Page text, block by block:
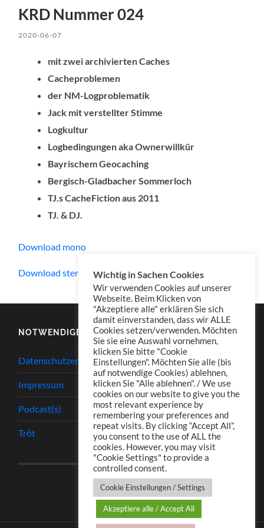
KRD Nummer 024
2020-06-07
mit zwei archivierten Caches
Cacheproblemen
der NM-Logproblematik
Jack mit verstellter Stimme
Logkultur
Logbedingungen aka Ownerwillkür
Bayrischem Geocaching
Bergisch-Gladbacher Sommerloch
TJ.s CacheFiction aus 2011
TJ. & DJ.
Download mono
Download stereo
NOTWENDIGES
Datenschutzerklärung
Impressum
Podcast(s)
Tröt
Wichtig in Sachen Cookies
Wir verwenden Cookies auf unserer
Webseite. Beim Klicken von
"Akzeptiere alle" erklären Sie sich
damit einverstanden, dass wir ALLE
Cookies setzen/verwenden. Möchten
Sie sie eine Auswahl vornehmen,
klicken Sie bitte "Cookie
Einstellungen". Möchten Sie alle (bis
auf notwendige Cookies) ablehnen,
klicken Sie "Alle ablehnen". / We use
cookies on our website to give you the
most relevant experience by
remembering your preferences and
repeat visits. By clicking “Accept All”,
you consent to the use of ALL the
cookies. However, you may visit
"Cookie Settings" to provide a
controlled consent.
Cookie Einstellungen / Settings
Akzeptiere alle / Accept All